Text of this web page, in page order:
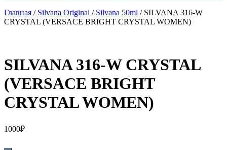
Главная / Silvana Original / Silvana 50ml / SILVANA 316-W
CRYSTAL (VERSACE BRIGHT CRYSTAL WOMEN)
SILVANA 316-W CRYSTAL
(VERSACE BRIGHT
CRYSTAL WOMEN)
1000₽